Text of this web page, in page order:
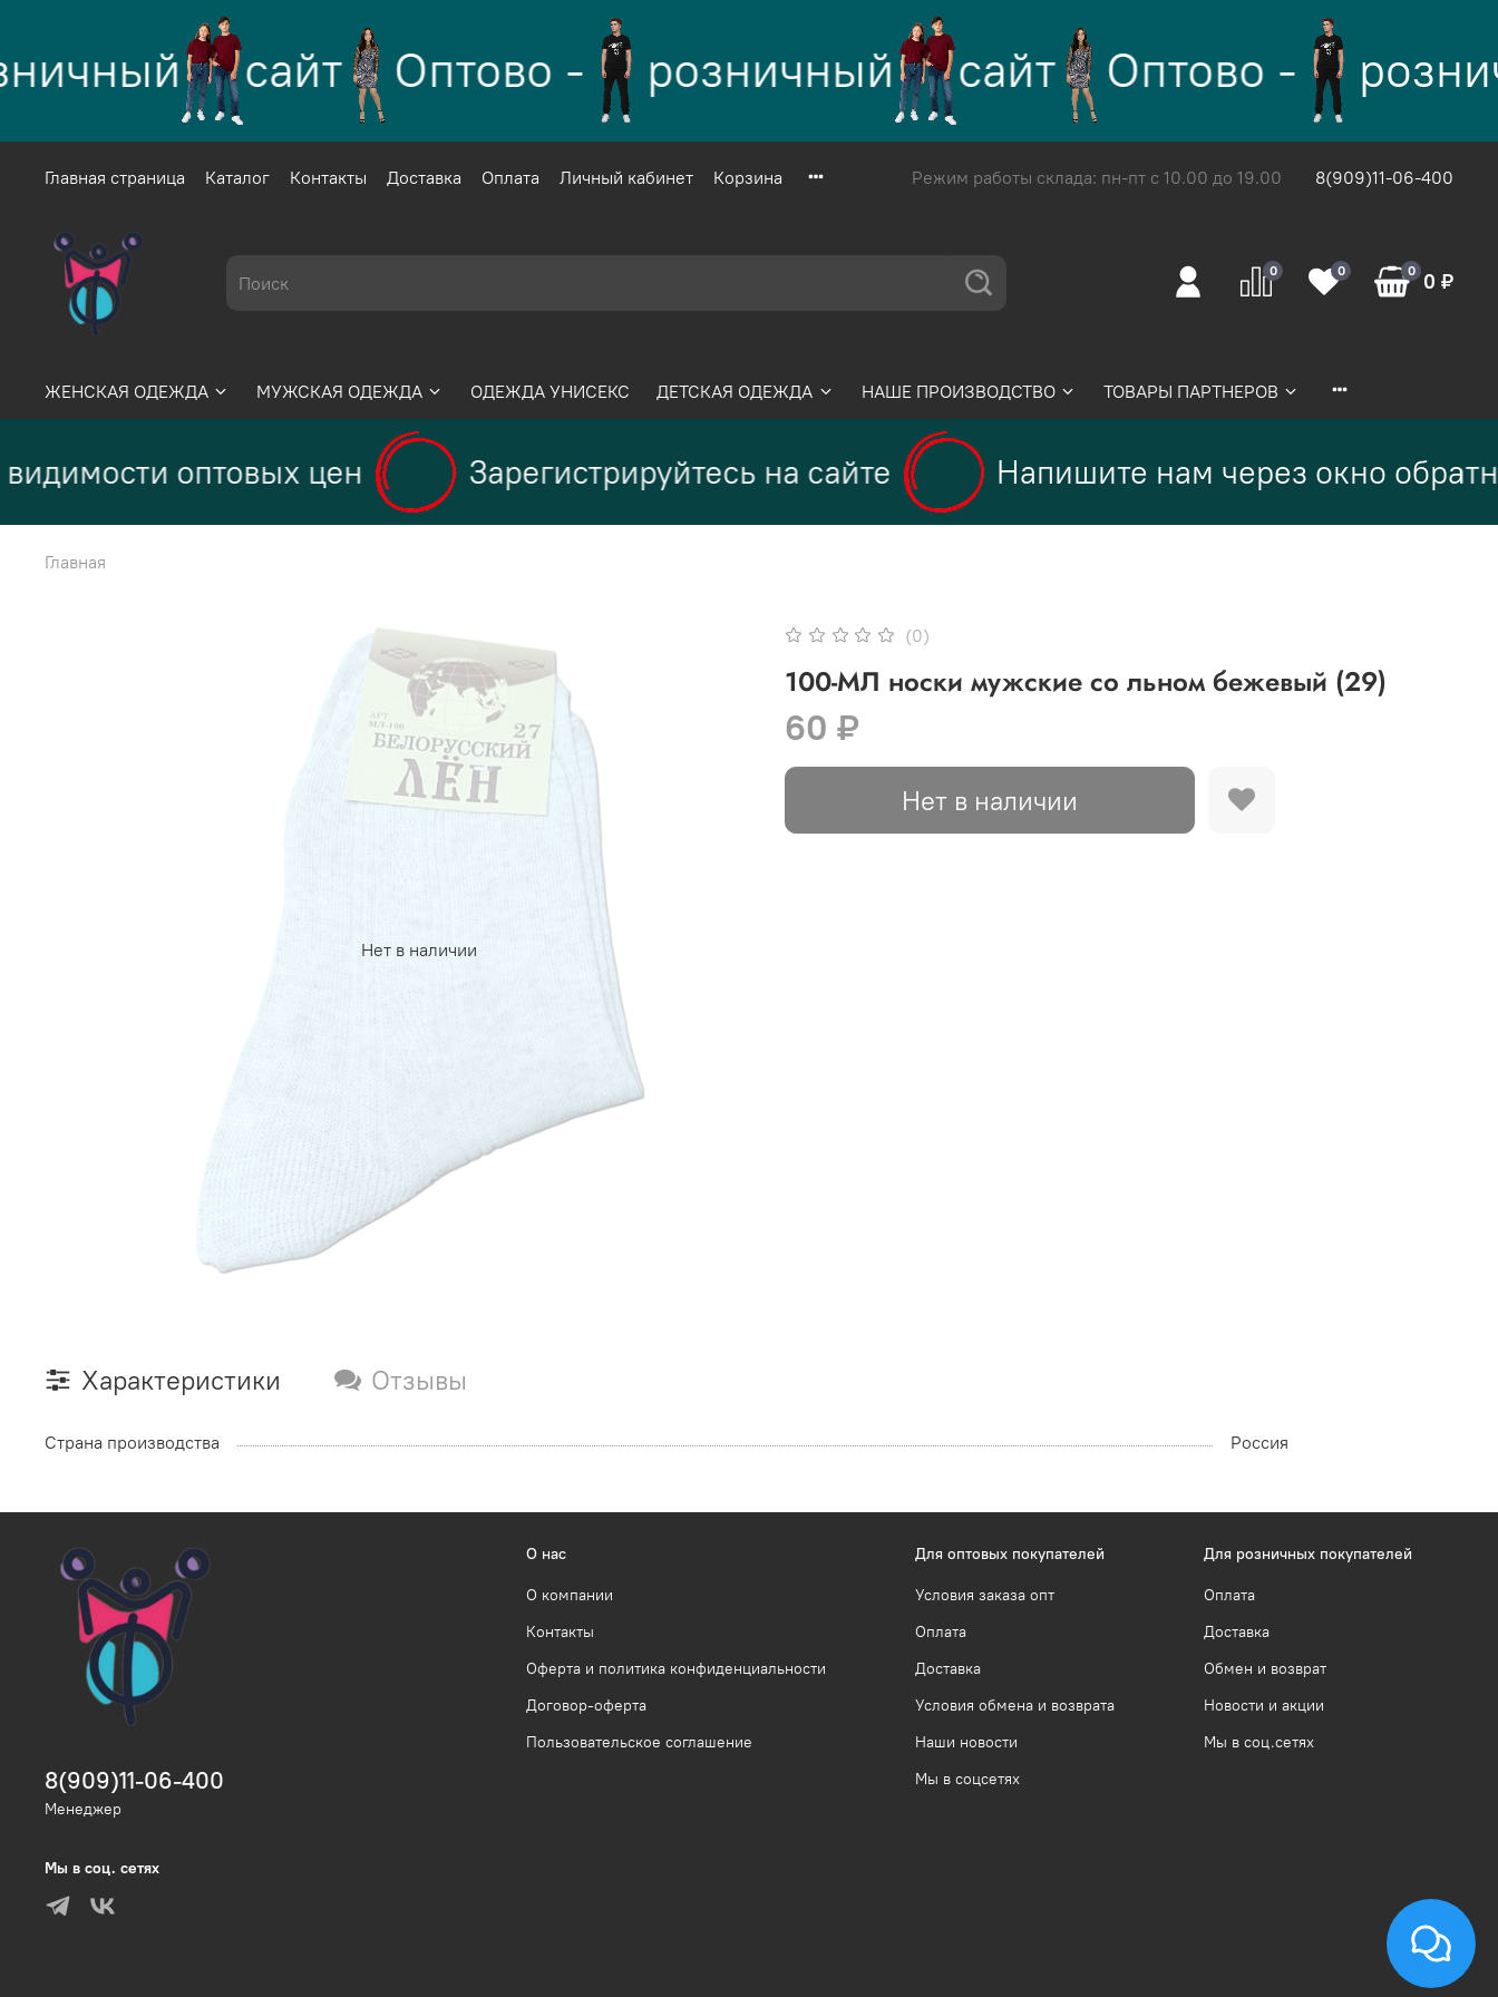
сайт Оптово - розничный сайт Оптово -
Главная страница Каталог Контакты Доставка Оплата Личный кабинет Корзина Режим работы склада: пн-пт с 10.00 до 19.00 8(909)11-06-400
0 0 0 0 ₽
ЖЕНСКАЯ ОДЕЖДА МУЖСКАЯ ОДЕЖДА ОДЕЖДА УНИСЕКС ДЕТСКАЯ ОДЕЖДА НАШЕ ПРОИЗВОДСТВО ТОВАРЫ ПАРТНЕРОВ
оптовых цен Зарегистрируйтесь на сайте Напишите нам через окно
Главная
Нет в наличии
(0)
100-МЛ носки мужские со льном бежевый (29)
60 ₽
Нет в наличии
Характеристики Отзывы
Страна производства Россия
О нас
О компании
Контакты
Оферта и политика конфиденциальности
Договор-оферта
Пользовательское соглашение
Для оптовых покупателей
Условия заказа опт
Оплата
Доставка
Условия обмена и возврата
Наши новости
Мы в соцсетях
Для розничных покупателей
Оплата
Доставка
Обмен и возврат
Новости и акции
Мы в соц.сетях
8(909)11-06-400
Менеджер
Мы в соц. сетях